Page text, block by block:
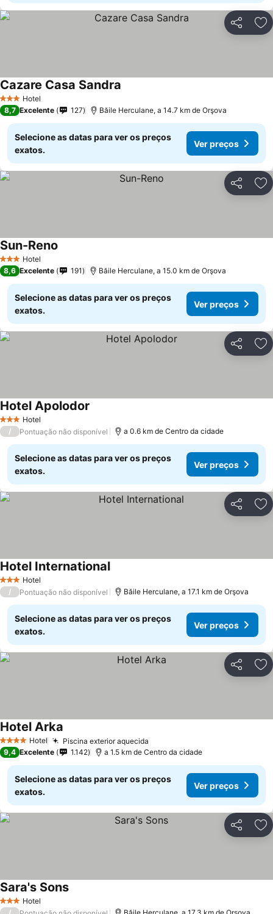
Partilhar
3 EstrelasHotel
Cazare Casa Sandra
8,7 Excelente 127 Băile Herculane, a 14.7 km de Orşova
Selecione as datas para ver os preços
exatos.
Ver preços
Partilhar
3 EstrelasHotel
Sun-Reno
8,6 Excelente 191 Băile Herculane, a 15.0 km de Orşova
Selecione as datas para ver os preços
exatos.
Ver preços
Partilhar
3 EstrelasHotel
Hotel Apolodor
/ Pontuação não disponível a 0.6 km de Centro da cidade
Selecione as datas para ver os preços
exatos.
Ver preços
Partilhar
3 EstrelasHotel
Hotel InternationalVer preços
/ Pontuação não disponível Băile Herculane, a 17.1 km de Orşova
Selecione as datas para ver os preços
exatos.
Ver preços
Partilhar
4 EstrelasHotel Piscina exterior aquecida
Hotel Arka
9,4 Excelente 1.142 a 1.5 km de Centro da cidade
Selecione as datas para ver os preços
exatos.
Ver preços
Partilhar
3 EstrelasHotel
Sara's SonsVer preços